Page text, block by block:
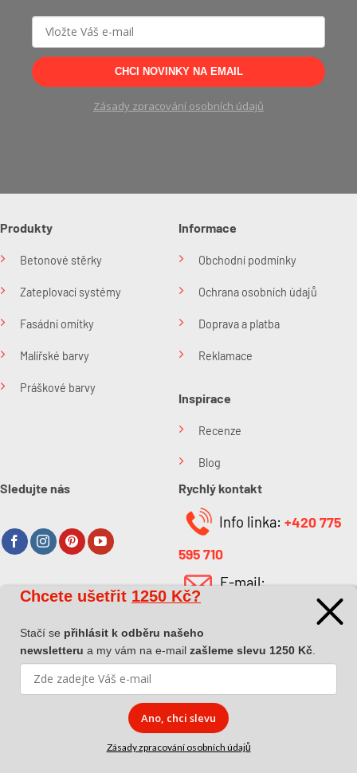
CHCI NOVINKY NA EMAIL
Zásady zpracování osobních údajů
Produkty
Betonové stěrky
Zateplovací systémy
Fasádní omítky
Malířské barvy
Práškové barvy
Informace
Obchodní podmínky
Ochrana osobních údajů
Doprava a platba
Reklamace
Inspirace
Recenze
Blog
Sledujte nás
O společnosti
O nás
Kontakt
Rychlý kontakt
Info linka: +420 775
595 710
E-mail:
Chcete ušetřit 1250 Kč?
Stačí se přihlásit k odběru našeho
newsletteru a my vám na e-mail zašleme slevu 1250 Kč
Ano, chci slevu
Zásady zpracování osobních údajů